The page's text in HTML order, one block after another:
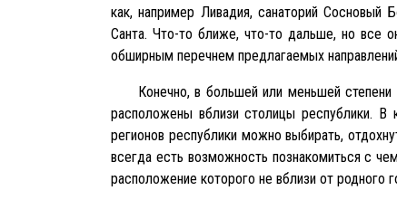
как, например Ливадия, санаторий Сосновый
Санта. Что-то ближе, что-то дальше, но все
обширным перечнем предлагаемых
Конечно, в большей или меньшей степени
расположены вблизи столицы республики.
регионов республики можно выбирать,
всегда есть возможность познакомиться с
расположение которого не вблизи от родного